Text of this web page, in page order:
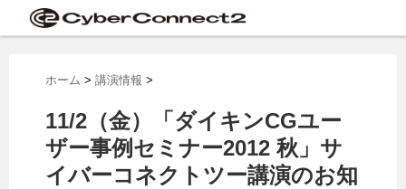
ホーム > 講演情報 >
11/2（金）「ダイキンCGユー
ザー事例セミナー2012 秋」サ
イバーコネクトツー講演のお知